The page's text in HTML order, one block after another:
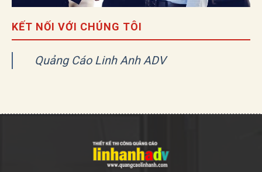
KẾT NỐI VỚI CHÚNG TÔI
Quảng Cáo Linh Anh ADV